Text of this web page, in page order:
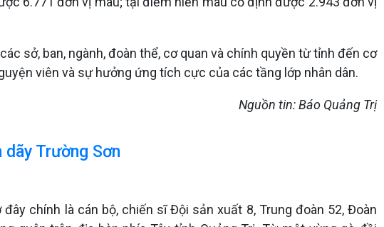
sở, ban, ngành, đoàn thể, cơ quan và chính quyền từ tỉnh đến cơ
viên và sự hưởng ứng tích cực của các tầng lớp nhân dân.
Nguồn tin: Báo Quảng Trị
Trường Sơn
chính là cán bộ, chiến sĩ Đội sản xuất 8, Trung đoàn 52, Đoàn